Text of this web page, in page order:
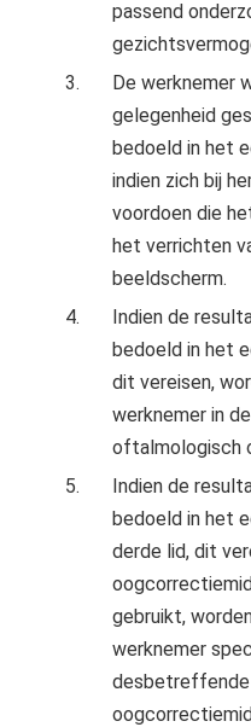
passend
De werknemer
gelegenheid
bedoeld in het
indien zich bij
voordoen die
het verrichten
beeldscherm.
Indien de
bedoeld in het
dit vereisen,
werknemer in
oftalmologisch
Indien de
bedoeld in het
derde lid, dit
gebruikt,
werknemer
desbetreffende